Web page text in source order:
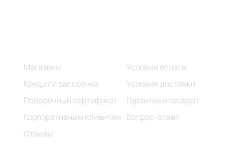
Магазины
Кредит и рассрочка
Подарочный сертификат
Корпоративным клиентам
Отзывы
Условия оплаты
Условия доставки
Гарантия и возврат
Вопрос-ответ